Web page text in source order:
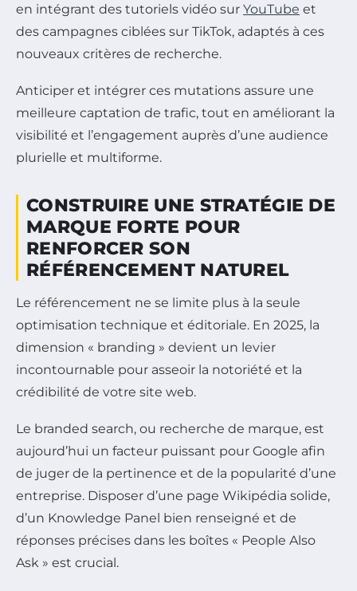
en intégrant des tutoriels vidéo sur YouTube et
des campagnes ciblées sur TikTok, adaptés à ces
nouveaux critères de recherche.
Anticiper et intégrer ces mutations assure une
meilleure captation de trafic, tout en améliorant la
visibilité et l’engagement auprès d’une audience
plurielle et multiforme.
CONSTRUIRE UNE STRATÉGIE DE
MARQUE FORTE POUR
RENFORCER SON
RÉFÉRENCEMENT NATUREL
Le référencement ne se limite plus à la seule
optimisation technique et éditoriale. En 2025, la
dimension « branding » devient un levier
incontournable pour asseoir la notoriété et la
crédibilité de votre site web.
Le branded search, ou recherche de marque, est
aujourd’hui un facteur puissant pour Google afin
de juger de la pertinence et de la popularité d’une
entreprise. Disposer d’une page Wikipédia solide,
d’un Knowledge Panel bien renseigné et de
réponses précises dans les boîtes « People Also
Ask » est crucial.